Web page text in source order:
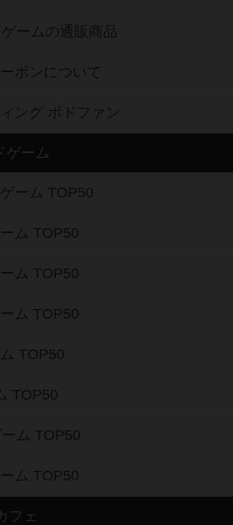
ームの通販商品
ポンについて
ング ボドファン
ゲーム
ーム TOP50
ム TOP50
ム TOP50
ム TOP50
TOP50
TOP50
ム TOP50
ム TOP50
フェ